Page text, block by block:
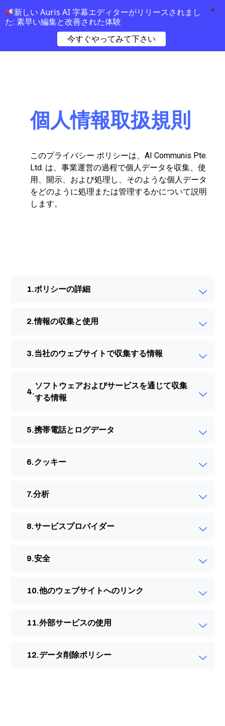
個人情報取扱規則
このプライバシー ポリシーは、AI Communis Pte.
Ltd. は、事業運営の過程で個人データを収集、使
用、開示、および処理し、そのような個人データ
をどのように処理または管理するかについて説明
します。
ポリシーの詳細
情報の収集と使用
当社のウェブサイトで収集する情報
ソフトウェアおよびサービスを通じて収集
する情報
携帯電話とログデータ
クッキー
分析
サービスプロバイダー
安全
他のウェブサイトへのリンク
外部サービスの使用
データ削除ポリシー
新しい Auris AI 字幕エディターがリリースされまし
た: 素早い編集と改善された体験
今すぐやってみて下さい
×